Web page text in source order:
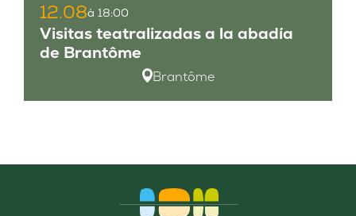
12.08à 18:00
Visitas teatralizadas a la abadía
de Brantôme
Brantôme